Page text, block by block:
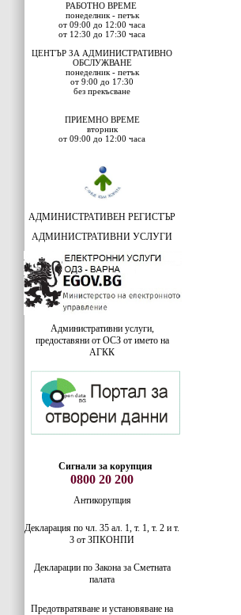
РАБОТНО ВРЕМЕ
понеделник - петък
от 09:00 до 12:00 часа
от 12:30 до 17:30 часа
ЦЕНТЪР ЗА АДМИНИСТРАТИВНО
ОБСЛУЖВАНЕ
понеделник - петък
от 9:00 до 17:30
без прекъсване
ПРИЕМНО ВРЕМЕ
вторник
от 09:00 до 12:00 часа
АДМИНИСТРАТИВЕН РЕГИСТЪР
АДМИНИСТРАТИВНИ УСЛУГИ
Административни услуги,
предоставяни от ОСЗ от името на
АГКК
Сигнали за корупция
0800 20 200
Антикорупция
Декларация по чл. 35 ал. 1, т. 1, т. 2 и т.
3 от ЗПКОНПИ
Декларации по Закона за Сметната
палата
Предотвратяване и установяване на